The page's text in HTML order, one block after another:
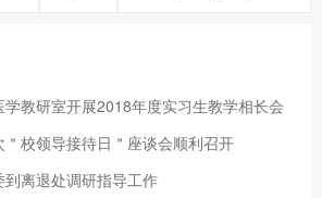
教研室开展2018年度实习生教学相长会
校领导接待日＂座谈会顺利召开
离退处调研指导工作